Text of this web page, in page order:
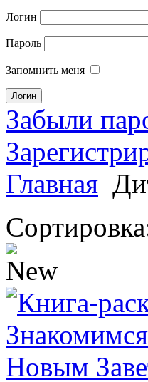
Логин
Пароль
Запомнить меня
Забыли
Главная